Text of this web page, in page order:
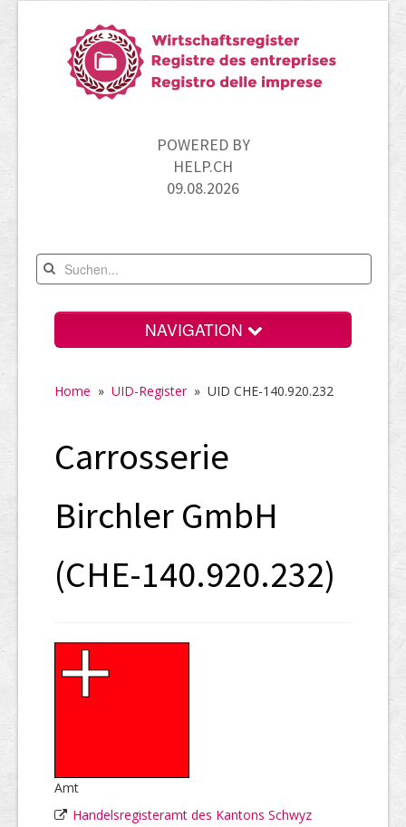
POWERED BY
HELP.CH
09.08.2026
NAVIGATION
Neugründungen
UID-Register
Marken-Register
Home » UID-Register» UID CHE-140.920.232
Carrosserie
Birchler GmbH
(CHE-140.920.232)
Amt
Handelsregisteramt des Kantons Schwyz